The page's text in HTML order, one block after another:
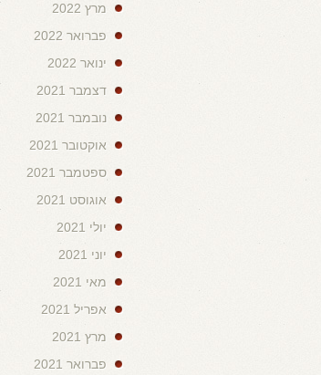
מרץ 2022
פברואר 2022
ינואר 2022
דצמבר 2021
נובמבר 2021
אוקטובר 2021
ספטמבר 2021
אוגוסט 2021
יולי 2021
יוני 2021
מאי 2021
אפריל 2021
מרץ 2021
פברואר 2021